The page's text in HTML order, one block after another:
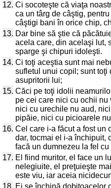
12. Ci socoteşte că viaţa
ca un târg de câştig,
câştigi bani în orice chip,
13. Dar bine să ştie că
acela care, din acelaşi lut,
sparge şi chipuri idoleşti.
14. Ci toţi aceştia sunt mai
sufletul unui copil; sunt
asupritorii lui;
15. Căci pe toţi idolii
pe cei care nici cu ochii
nici cu urechile nu aud,
pipăie, nici cu picioarele
16. Cel care i-a făcut a fost un
dar, tocmai el i-a închipuit,
facă un dumnezeu la fel cu
17. El fiind muritor, el face un
nelegiuite, el preţuieşte
este viu, iar aceia
18. Ei se închină dobitoacelor